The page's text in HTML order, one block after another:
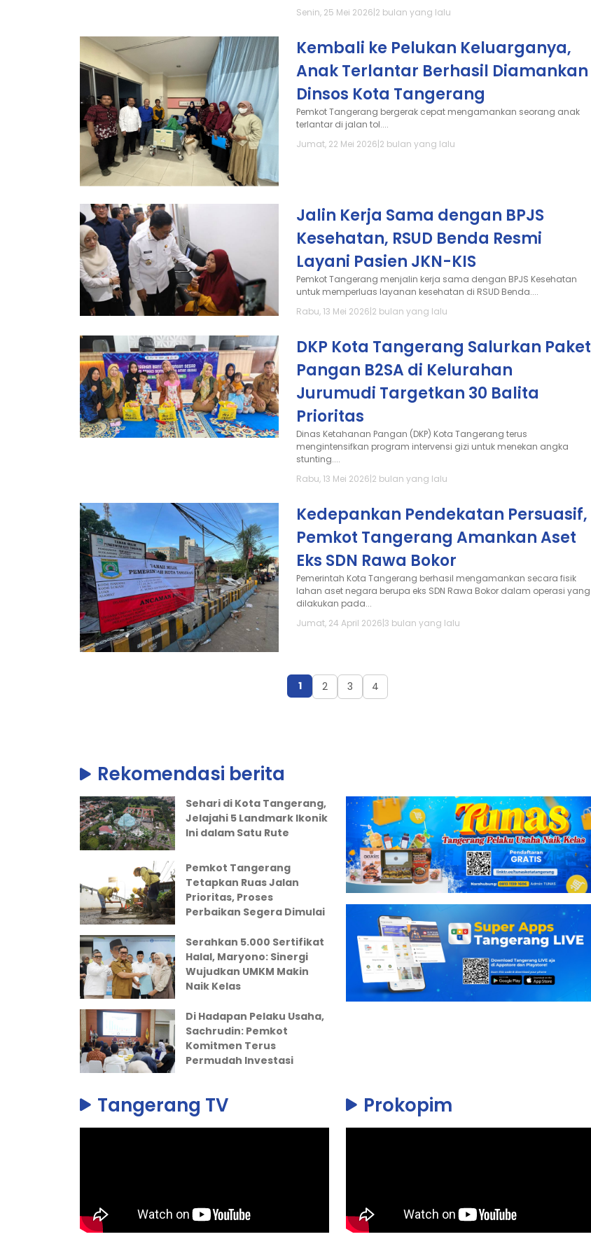
Senin, 25 Mei 2026|2 bulan yang lalu
Kembali ke Pelukan Keluarganya,
Anak Terlantar Berhasil Diamankan
Dinsos Kota Tangerang
Pemkot Tangerang bergerak cepat mengamankan seorang anak
terlantar di jalan tol....
Jumat, 22 Mei 2026|2 bulan yang lalu
Jalin Kerja Sama dengan BPJS
Kesehatan, RSUD Benda Resmi
Layani Pasien JKN-KIS
Pemkot Tangerang menjalin kerja sama dengan BPJS Kesehatan
untuk memperluas layanan kesehatan di RSUD Benda....
Rabu, 13 Mei 2026|2 bulan yang lalu
DKP Kota Tangerang Salurkan Paket
Pangan B2SA di Kelurahan
Jurumudi Targetkan 30 Balita
Prioritas
Dinas Ketahanan Pangan (DKP) Kota Tangerang terus
mengintensifkan program intervensi gizi untuk menekan angka
stunting....
Rabu, 13 Mei 2026|2 bulan yang lalu
Kedepankan Pendekatan Persuasif,
Pemkot Tangerang Amankan Aset
Eks SDN Rawa Bokor
Pemerintah Kota Tangerang berhasil mengamankan secara fisik
lahan aset negara berupa eks SDN Rawa Bokor dalam operasi yang
dilakukan pada...
Jumat, 24 April 2026|3 bulan yang lalu
1 2 3 4
Rekomendasi berita
Sehari di Kota Tangerang,
Jelajahi 5 Landmark Ikonik
Ini dalam Satu Rute
Pemkot Tangerang
Tetapkan Ruas Jalan
Prioritas, Proses
Perbaikan Segera Dimulai
Serahkan 5.000 Sertifikat
Halal, Maryono: Sinergi
Wujudkan UMKM Makin
Naik Kelas
Di Hadapan Pelaku Usaha,
Sachrudin: Pemkot
Komitmen Terus
Permudah Investasi
Tangerang TV Prokopim